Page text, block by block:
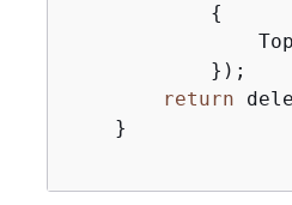
{
            });
return
    }